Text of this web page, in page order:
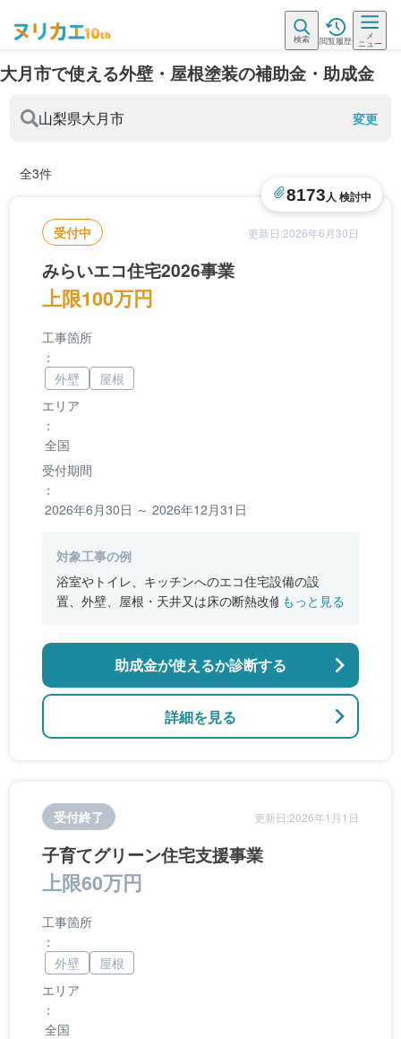
検索 閲覧履歴
メ
ニュー
大月市で使える外壁・屋根塗装の補助金・助成金
山梨県大月市 変更
全3件
受付中 更新日:2026年6月30日
みらいエコ住宅2026事業
上限100万円
8173人 検討中
エリア
：
全国
受付期間
：
2026年6月30日 ～ 2026年12月31日
工事箇所
：
外壁
屋根
対象工事の例
浴室やトイレ、キッチンへのエコ住宅設備の設
置、外壁、屋根・天井又は床の断熱改修、窓やド
のバリアフリー改修
もっと見る
詳細を見る
助成金が使えるか診断する
受付終了 更新日:2026年1月1日
子育てグリーン住宅支援事業
上限60万円
エリア
：
全国
工事箇所
：
外壁
屋根